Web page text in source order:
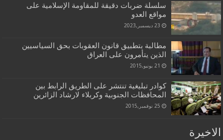
سلسلة ضربات دقيقة للمقاومة الإسلامية على
مواقع العدو
23 ديسمبر,2023
مطالبة بتطبيق قانون العقوبات بحق السياسيين
الذين يتأمرون على العراق
21 يونيو,2015
كوادر تبليغية تنتشر على الطريق الرابط بين
المحافظات الجنوبية وكربلاء لارشاد الزائرين
25 نوفمبر,2015
الاخيرة